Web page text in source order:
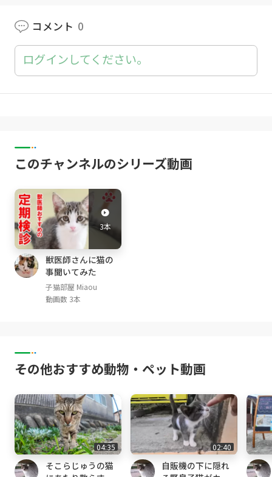
Instagram :
https://www.instagram.com/Cats
room_Miaou/
公式サイト :http://miaou-jp.com
みゃうのぶろぐ(猫部屋での出来事・備忘記録)
ここ Coco （キジトラ Brown Mackerel Tabby,
male ♂; May, 2021- ）
[猫部屋]
みけ Mi-ke (三毛猫 calico, female ♀; May, 201
4- )
くろ Kuro (黒猫 black, male ♂; October, 2014
- )
しぴ Chipie (グレートラ light gray tabby, femal
e ♀; April, 2015- )
みみ Mimi (グレートラ gray tabby, female ♀;
April, 2015- )
ed, male ♂ ;January 16, 2017-)
める Mer (アビシニアン ルディ Abyssinian Ru
らな Lana (サビ猫 tortoiseshell cat, female
♀; July, 2017- )
アリス Alice (スコティッシュ・フォールド Scot
tish fold mele ♂ April,2019- )
ここ Coco （キジトラ Brown Mackerel Tabby,
male ♂; May, 2021- ）
コメント 0
ログインしてください。
このチャンネルのシリーズ動画
3本
獣医師さんに猫の
事聞いてみた
子猫部屋 Miaou
動画数 3本
その他おすすめ動物・ペット動画
04:35
そこらじゅうの猫
02:40
自販機の下に隠れ